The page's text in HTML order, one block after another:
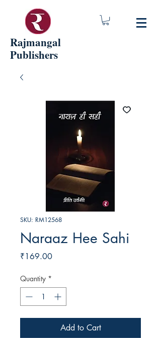
Rajmangal
Publishers
SKU: RM12568
Naraaz Hee Sahi
₹169.00Price
Quantity *
Add to Cart